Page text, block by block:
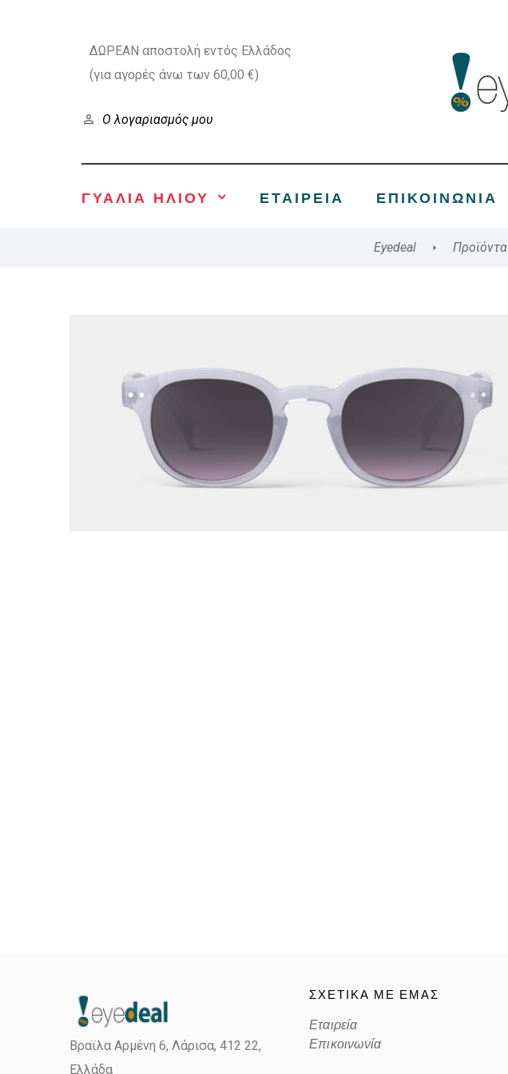
ΔΩΡΕΑΝ αποστολή εντός Ελλάδος
(για αγορές άνω των 60,00 €)
Ο λογαριασμός μου
ΓΥΑΛΙΑ ΗΛΙΟΥ ΕΤΑΙΡΕΊΑ ΕΠΙΚΟΙΝΩΝΊΑ
Eyedeal Προϊόντα
Βραϊλα Αρμένη 6, Λάρισα, 412 22,
Ελλάδα
ΣΧΕΤΙΚΑ ΜΕ ΕΜΑΣ
Εταιρεία
Επικοινωνία